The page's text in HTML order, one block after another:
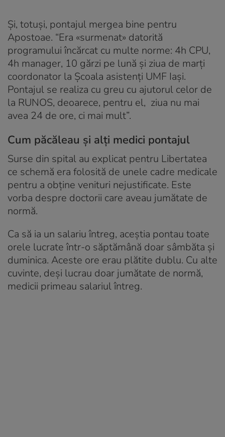
Și, totuși, pontajul mergea bine pentru
Apostoae. “Era «surmenat» datorită
programului încărcat cu multe norme: 4h CPU,
4h manager, 10 gărzi pe lună și ziua de marți
coordonator la Școala asistenți UMF Iași.
Pontajul se realiza cu greu cu ajutorul celor de
la RUNOS, deoarece, pentru el, ziua nu mai
avea 24 de ore, ci mai mult”.
Cum păcăleau și alți medici pontajul
Surse din spital au explicat pentru Libertatea
ce schemă era folosită de unele cadre medicale
pentru a obține venituri nejustificate. Este
vorba despre doctorii care aveau jumătate de
normă.
Ca să ia un salariu întreg, aceștia pontau toate
orele lucrate într-o săptămână doar sâmbăta și
duminica. Aceste ore erau plătite dublu. Cu alte
cuvinte, deși lucrau doar jumătate de normă,
medicii primeau salariul întreg.